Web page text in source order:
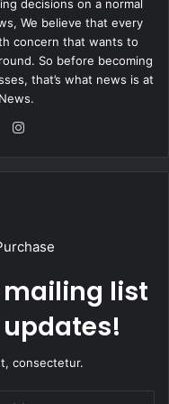
जो आपके लिए लाभदायक
लक्ष्यो पर भी चल सकते हैं,
काम के लिए विदेश की
सांमजस्य बनाए रखे, तो आपके
रखना होगा, तभी कार्य
decisions on a normal
We believe that every
concern that wants to
So before becoming
that’s what news is at
Instagram
mailing list
consectetur.